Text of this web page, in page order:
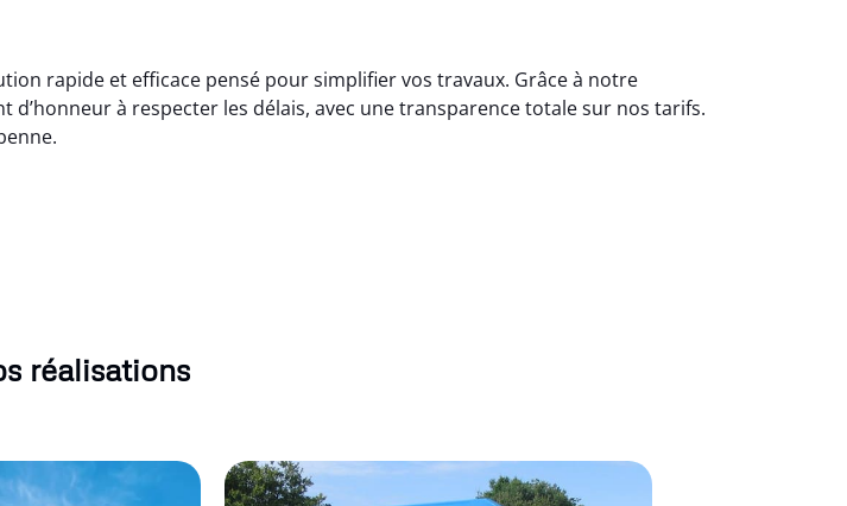
rapide et efficace pensé pour simplifier vos travaux. Grâce à notre
à respecter les délais, avec une transparence totale sur nos tarifs.
réalisations